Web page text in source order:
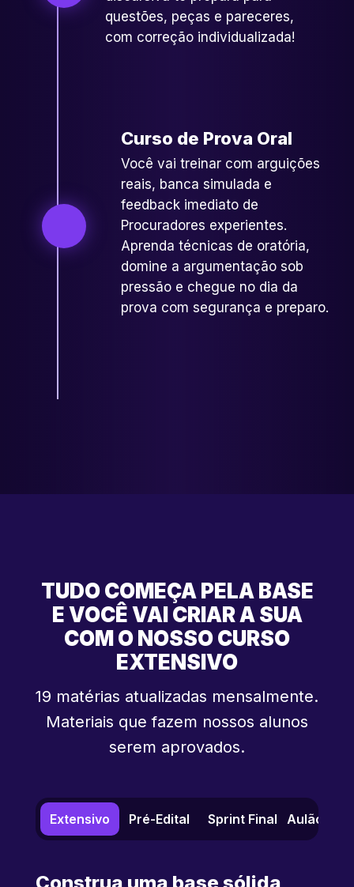
questões, peças e pareceres,
com correção individualizada!
Curso de Prova Oral
Você vai treinar com arguições
reais, banca simulada e
feedback imediato de
Procuradores experientes.
Aprenda técnicas de oratória,
domine a argumentação sob
pressão e chegue no dia da
prova com segurança e preparo.
TUDO COMEÇA PELA BASE
E VOCÊ VAI CRIAR A SUA
COM O NOSSO CURSO
EXTENSIVO
19 matérias atualizadas mensalmente.
Materiais que fazem nossos alunos
serem aprovados.
Extensivo Pré-Edital Sprint Final Aulão de